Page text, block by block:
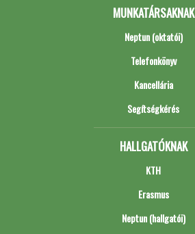
MUNKATÁRSAKNAK
Neptun (oktatói)
Telefonkönyv
Kancellária
Segítségkérés
HALLGATÓKNAK
KTH
Erasmus
Neptun (hallgatói)